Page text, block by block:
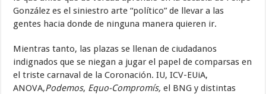
González es el siniestro arte “político” de llevar a las
gentes hacia donde de ninguna manera quieren ir.
Mientras tanto, las plazas se llenan de ciudadanos
indignados que se niegan a jugar el papel de comparsas en
el triste carnaval de la Coronación. IU, ICV-EUiA,
ANOVA,Podemos, Equo-Compromís,el BNG y distintas